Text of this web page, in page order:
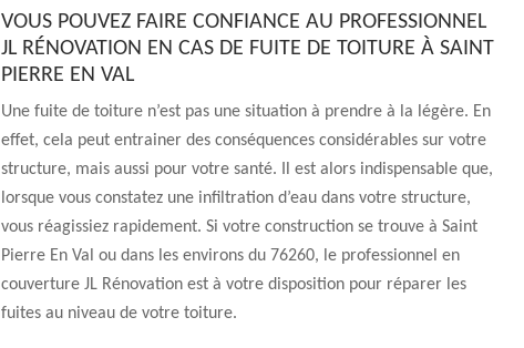
VOUS POUVEZ FAIRE CONFIANCE AU PROFESSIONNEL
JL RÉNOVATION EN CAS DE FUITE DE TOITURE À SAINT
PIERRE EN VAL
Une fuite de toiture n’est pas une situation à prendre à la légère. En
effet, cela peut entrainer des conséquences considérables sur votre
structure, mais aussi pour votre santé. Il est alors indispensable que,
lorsque vous constatez une infiltration d’eau dans votre structure,
vous réagissiez rapidement. Si votre construction se trouve à Saint
Pierre En Val ou dans les environs du 76260, le professionnel en
couverture JL Rénovation est à votre disposition pour réparer les
fuites au niveau de votre toiture.